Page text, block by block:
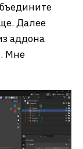
Далее
аддона
Мне